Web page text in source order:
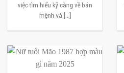
việc tìm hiểu kỹ càng về bản
mệnh và [...]